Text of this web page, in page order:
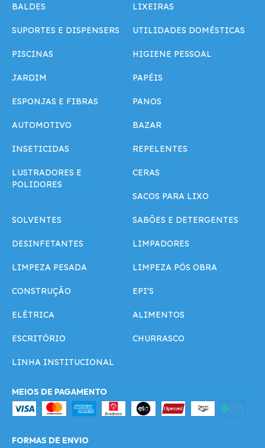
BALDES LIXEIRAS
SUPORTES E DISPENSERS UTILIDADES DOMÉSTICAS
PISCINAS HIGIENE PESSOAL
JARDIM PAPÉIS
ESPONJAS E FIBRAS PANOS
AUTOMOTIVO BAZAR
INSETICIDAS REPELENTES
LUSTRADORES E
POLIDORES
CERAS
SACOS PARA LIXO
SOLVENTES SABÕES E DETERGENTES
DESINFETANTES LIMPADORES
LIMPEZA PESADA LIMPEZA PÓS OBRA
CONSTRUÇÃO EPI'S
ELÉTRICA ALIMENTOS
ESCRITÓRIO CHURRASCO
LINHA INSTITUCIONAL
MEIOS DE PAGAMENTO
FORMAS DE ENVIO